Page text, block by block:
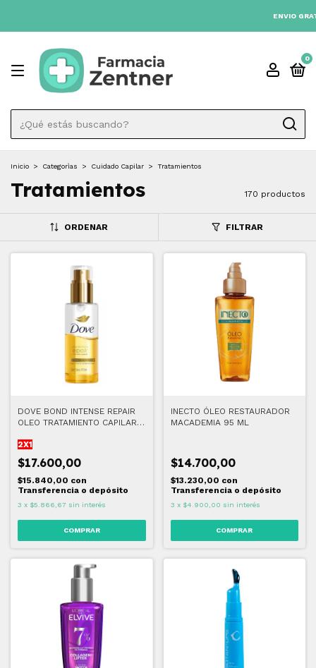
ENVIO GRATIS A TODO EL PAÍS DESDE
0
Inicio > Categorìas > Cuidado Capilar > Tratamientos
Tratamientos 170 productos
ORDENAR FILTRAR
DOVE BOND INTENSE REPAIR
OLEO TRATAMIENTO CAPILAR
2X1
$17.600,00
$15.840,00 con
Transferencia o depósito
3 x $5.866,67 sin interés
INECTO ÓLEO RESTAURADOR
MACADEMIA 95 ML
$14.700,00
$13.230,00 con
Transferencia o depósito
3 x $4.900,00 sin interés